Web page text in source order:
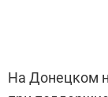
На Донецком